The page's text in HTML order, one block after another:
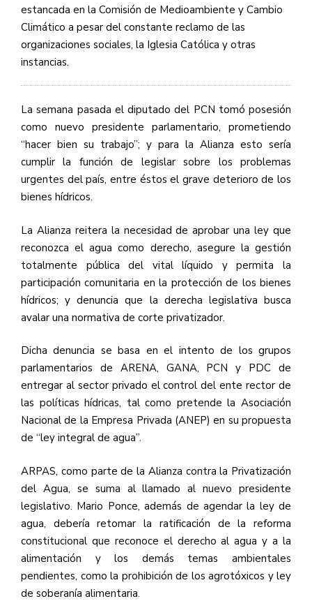
estancada en la Comisión de Medioambiente y Cambio
Climático a pesar del constante reclamo de las
organizaciones sociales, la Iglesia Católica y otras
instancias.
La semana pasada el diputado del PCN tomó posesión
como nuevo presidente parlamentario, prometiendo
“hacer bien su trabajo”; y para la Alianza esto sería
cumplir la función de legislar sobre los problemas
urgentes del país, entre éstos el grave deterioro de los
bienes hídricos.
La Alianza reitera la necesidad de aprobar una ley que
reconozca el agua como derecho, asegure la gestión
totalmente pública del vital líquido y permita la
participación comunitaria en la protección de los bienes
hídricos; y denuncia que la derecha legislativa busca
avalar una normativa de corte privatizador.
Dicha denuncia se basa en el intento de los grupos
parlamentarios de ARENA, GANA, PCN y PDC de
entregar al sector privado el control del ente rector de
las políticas hídricas, tal como pretende la Asociación
Nacional de la Empresa Privada (ANEP) en su propuesta
de “ley integral de agua”.
ARPAS, como parte de la Alianza contra la Privatización
del Agua, se suma al llamado al nuevo presidente
legislativo. Mario Ponce, además de agendar la ley de
agua, debería retomar la ratificación de la reforma
constitucional que reconoce el derecho al agua y a la
alimentación y los demás temas ambientales
pendientes, como la prohibición de los agrotóxicos y ley
de soberanía alimentaria.